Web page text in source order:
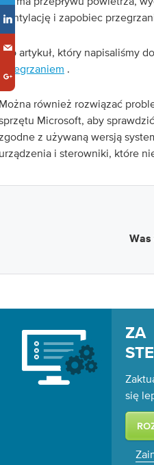
i zapobiec
artykuł, który napisaliśmy
.
również rozwiązać
Microsoft, aby
z używaną wersją
i sterowniki, które
Was
się